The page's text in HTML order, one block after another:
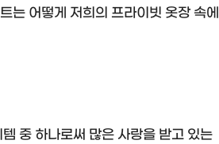
는 어떻게 저희의 프라이빗 옷장 속에
중 하나로써 많은 사랑을 받고 있는